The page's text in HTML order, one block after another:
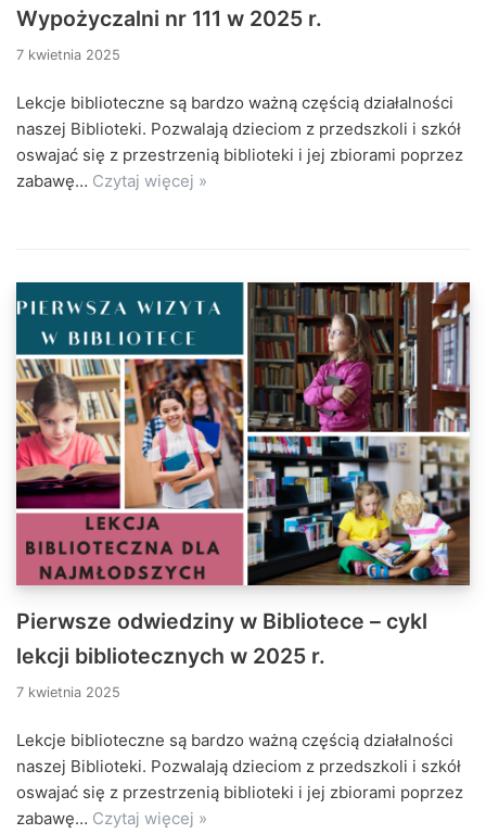
Wypożyczalni nr 111 w 2025 r.
7 kwietnia 2025
Lekcje biblioteczne są bardzo ważną częścią działalności
naszej Biblioteki. Pozwalają dzieciom z przedszkoli i szkół
oswajać się z przestrzenią biblioteki i jej zbiorami poprzez
zabawę… Czytaj więcej »
Pierwsze odwiedziny w Bibliotece – cykl
lekcji bibliotecznych w 2025 r.
7 kwietnia 2025
Lekcje biblioteczne są bardzo ważną częścią działalności
naszej Biblioteki. Pozwalają dzieciom z przedszkoli i szkół
oswajać się z przestrzenią biblioteki i jej zbiorami poprzez
zabawę… Czytaj więcej »